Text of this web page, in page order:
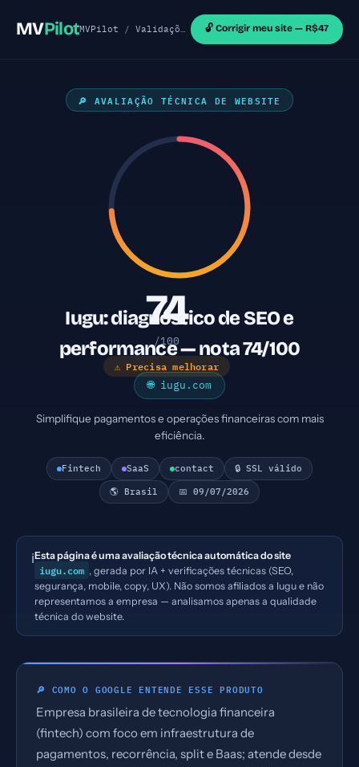
MVPilotMVPilot /Validações de MVP /Sites Outras
🔓 Corrigir meu site — R$47
🔎 AVALIAÇÃO TÉCNICA DE WEBSITE
74
/100
⚠ Precisa melhorar
Iugu: diagnóstico de SEO e
performance — nota 74/100
🌐 iugu.com
Simplifique pagamentos e operações financeiras com mais
eficiência.
Fintech SaaS contact 🔒 SSL válido
🌎 Brasil 📅 09/07/2026
ℹ️Esta página é uma avaliação técnica automática do site
iugu.com , gerada por IA + verificações técnicas (SEO,
segurança, mobile, copy, UX). Não somos afiliados a Iugu e não
representamos a empresa — analisamos apenas a qualidade
técnica do website.
🔎 COMO O GOOGLE ENTENDE ESSE PRODUTO
Empresa brasileira de tecnologia financeira
(fintech) com foco em infraestrutura de
pagamentos, recorrência, split e Baas; atende desde